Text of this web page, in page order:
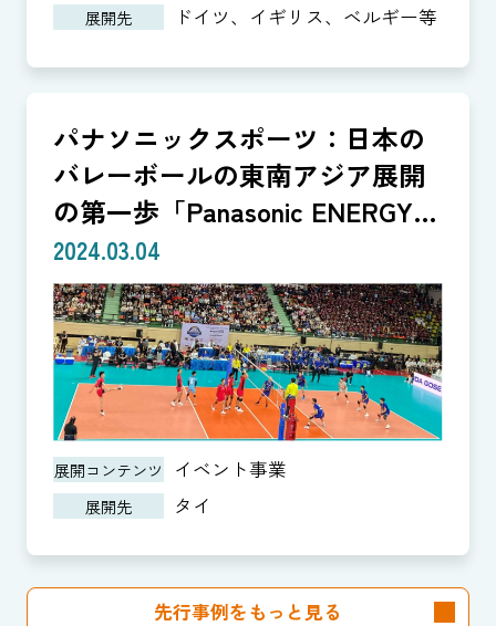
展開先 ドイツ、イギリス、ベルギー等
パナソニックスポーツ：日本の
バレーボールの東南アジア展開
の第一歩「Panasonic ENERGY
CUP」
2024.03.04
展開コンテンツ イベント事業
展開先 タイ
先行事例をもっと見る